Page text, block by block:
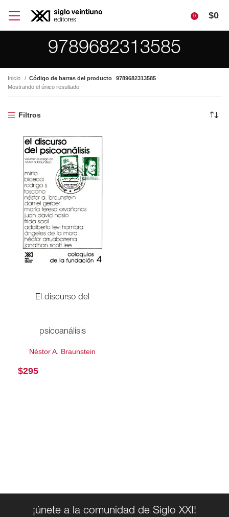
0 $0
9789682313585
Inicio Código de barras del producto
9789682313585
Mostrando el único resultado
Filtros
El discurso del
psicoanálisis
Néstor A. Braunstein
$295
¡únete a la comunidad de Siglo XXI!